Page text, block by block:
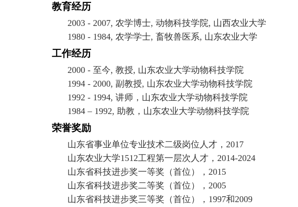
教育经历
2003 - 2007, 农学博士, 动物科技学院, 山西农业大学
1980 - 1984, 农学学士, 畜牧兽医系, 山东农业大学
工作经历
2000 -至今, 教授, 山东农业大学动物科技学院
1994 - 2000, 副教授, 山东农业大学动物科技学院
1992 - 1994, 讲师，山东农业大学动物科技学院
1984 – 1992, 助教，山东农业大学动物科技学院
荣誉奖励
山东省事业单位专业技术二级岗位人才， 2017
山东农业大学1512工程第一层次人才， 2014-2024
山东省科技进步奖一等奖（首位）， 2015
山东省科技进步奖二等奖（首位）， 2005
山东省科技进步奖三等奖（首位）， 1997和2009